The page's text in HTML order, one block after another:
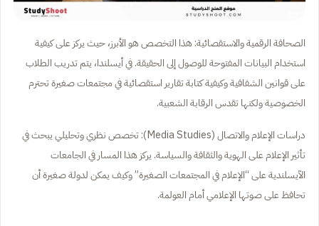
الصحافة الرقمية والاستقصائية: هذا التخصص هو الأبرز، حيث يركز على كيفية
استخدام البيانات المفتوحة للوصول إلى الحقيقة. في أيسلندا، يتم تدريب الطلاب
على قوانين الشفافية وكيفية كتابة تقارير استقصائية في مجتمعات صغيرة تحترم
الخصوصية ولكنها تقدس الرقابة الشعبية.
دراسات الإعلام والاتصال (Media Studies): تخصص نظري وتحليلي يبحث في
تأثير الإعلام على الهوية والثقافة والسياسة. يركز هذا المسار في الجامعات
الآيسلندية على “الإعلام في المجتمعات الصغيرة” وكيف يمكن لدولة صغيرة أن
تحافظ على صوتها الإعلامي أمام العولمة.